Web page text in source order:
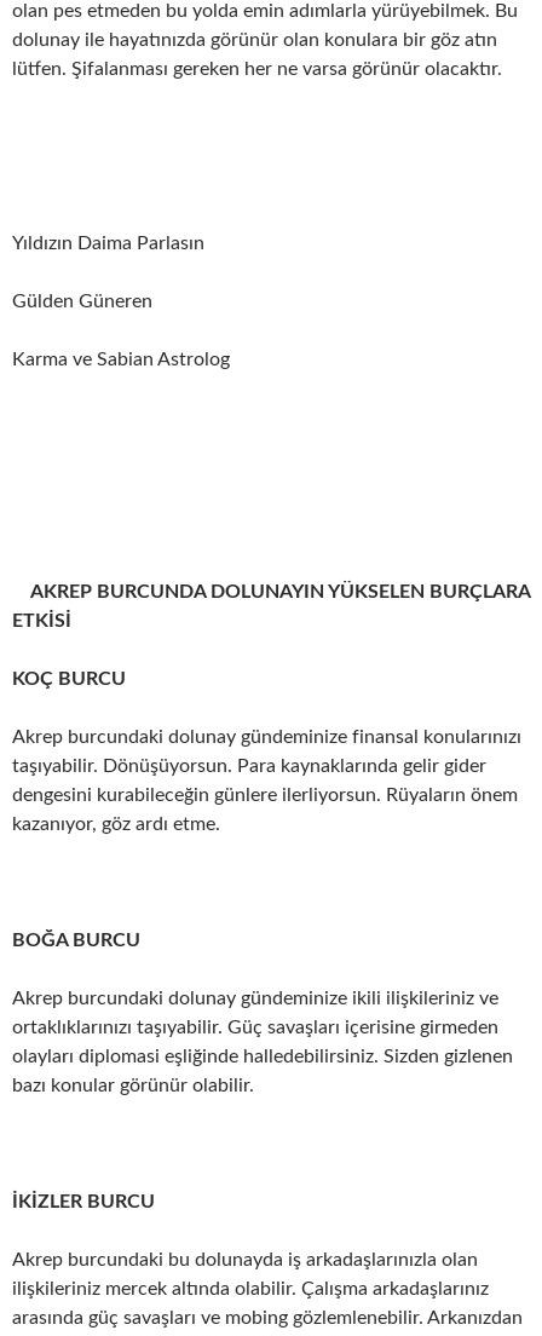
olan pes etmeden bu yolda emin adımlarla yürüyebilmek. Bu
dolunay ile hayatınızda görünür olan konulara bir göz atın
lütfen. Şifalanması gereken her ne varsa görünür olacaktır.
Yıldızın Daima Parlasın
Gülden Güneren
Karma ve Sabian Astrolog
AKREP BURCUNDA DOLUNAYIN YÜKSELEN BURÇLARA
ETKİSİ
KOÇ BURCU
Akrep burcundaki dolunay gündeminize finansal konularınızı
taşıyabilir. Dönüşüyorsun. Para kaynaklarında gelir gider
dengesini kurabileceğin günlere ilerliyorsun. Rüyaların önem
kazanıyor, göz ardı etme.
BOĞA BURCU
Akrep burcundaki dolunay gündeminize ikili ilişkileriniz ve
ortaklıklarınızı taşıyabilir. Güç savaşları içerisine girmeden
olayları diplomasi eşliğinde halledebilirsiniz. Sizden gizlenen
bazı konular görünür olabilir.
İKİZLER BURCU
Akrep burcundaki bu dolunayda iş arkadaşlarınızla olan
ilişkileriniz mercek altında olabilir. Çalışma arkadaşlarınız
arasında güç savaşları ve mobing gözlemlenebilir. Arkanızdan